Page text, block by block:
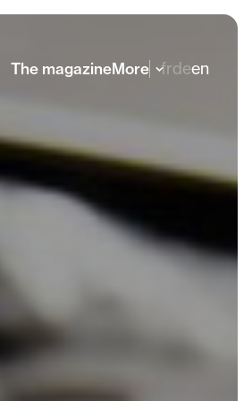
The magazineMore frdeen